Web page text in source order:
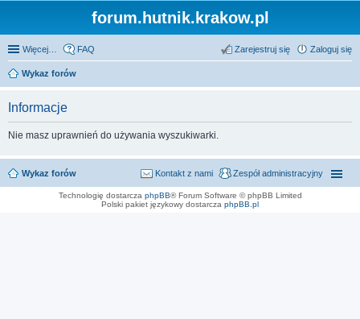
forum.hutnik.krakow.pl
Więcej… FAQ Zaloguj się
Zarejestruj się
Wykaz forów
Informacje
Nie masz uprawnień do używania wyszukiwarki.
Wykaz forów Zespół administracyjny
Kontakt z nami
Technologię dostarcza phpBB® Forum Software © phpBB Limited
Polski pakiet językowy dostarcza phpBB.pl